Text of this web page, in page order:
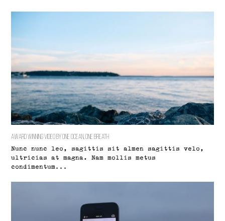
Award Winning Video by One Ocean, One Breath
Nunc nunc leo, sagittis sit almen sagittis velo,
ultricias at magna. Nam mollis metus
condimentum…